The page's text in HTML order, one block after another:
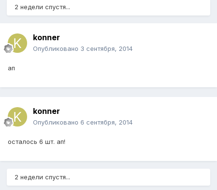
2 недели спустя...
konner
Опубликовано 3 сентября, 2014
ап
konner
Опубликовано 6 сентября, 2014
осталось 6 шт. ап!
2 недели спустя...